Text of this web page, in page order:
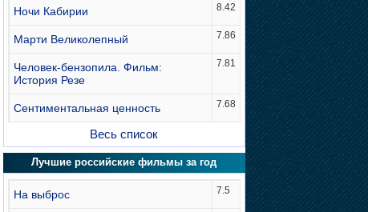
Ночи Кабирии 8.42
Марти Великолепный 7.86
Человек-бензопила. Фильм:
История Резе
7.81
Сентиментальная ценность 7.68
Весь список
Лучшие российские фильмы за год
На выброс 7.5